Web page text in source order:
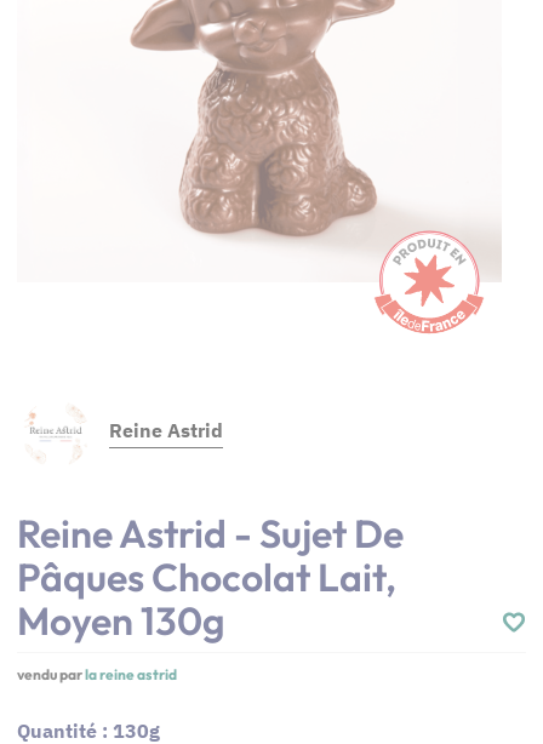
Reine Astrid
Reine Astrid - Sujet De
Pâques Chocolat Lait,
Moyen 130g
vendu parla reine astrid
Quantité : 130g